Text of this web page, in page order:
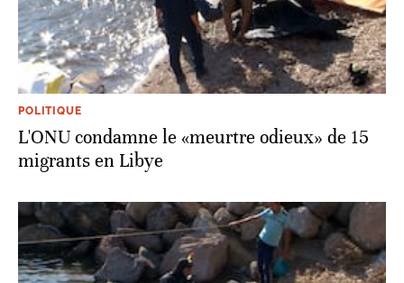
POLITIQUE
L'ONU condamne le «meurtre odieux» de 15
migrants en Libye